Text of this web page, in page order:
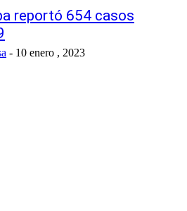
reportó 654 casos
- 10 enero , 2023